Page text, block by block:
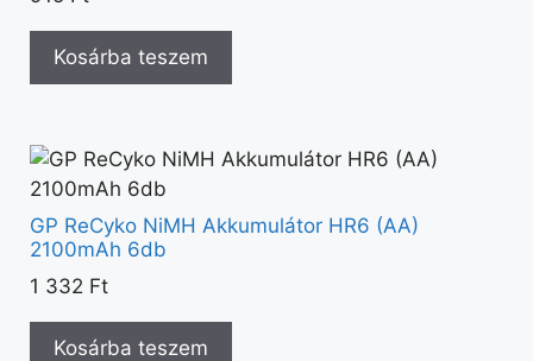
Kosárba teszem
GP ReCyko NiMH Akkumulátor HR6 (AA)
2100mAh 6db
1 332 Ft
Kosárba teszem